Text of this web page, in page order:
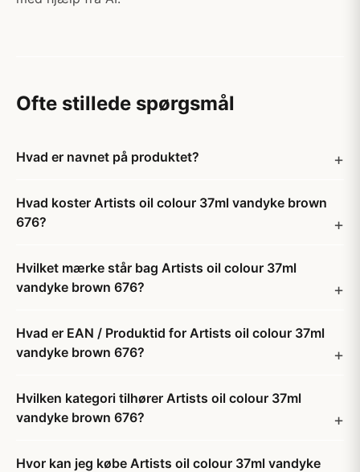
Ofte stillede spørgsmål
Hvad er navnet på produktet?
Hvad koster Artists oil colour 37ml vandyke brown
676?
Hvilket mærke står bag Artists oil colour 37ml
vandyke brown 676?
Hvad er EAN / Produktid for Artists oil colour 37ml
vandyke brown 676?
Hvilken kategori tilhører Artists oil colour 37ml
vandyke brown 676?
Hvor kan jeg købe Artists oil colour 37ml vandyke